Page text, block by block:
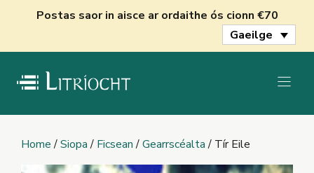
Postas saor in aisce ar ordaithe ós cionn €70
Gaeilge
Home/Siopa/ Ficsean/Gearrscéalta/ Tír Eile